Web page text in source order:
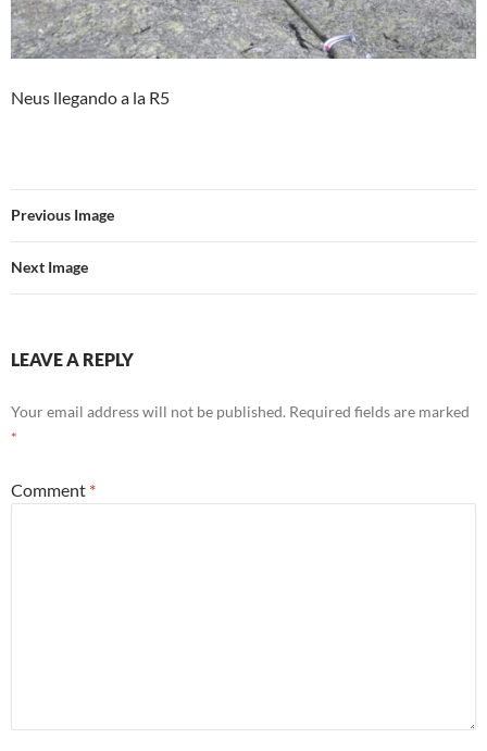
Neus llegando a la R5
Previous Image
Next Image
LEAVE A REPLY
Your email address will not be published. Required fields are marked
*
Comment *